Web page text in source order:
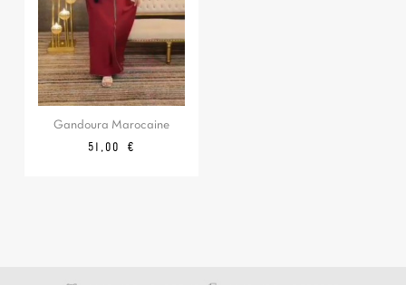
Gandoura Marocaine
Prix
51,00 €